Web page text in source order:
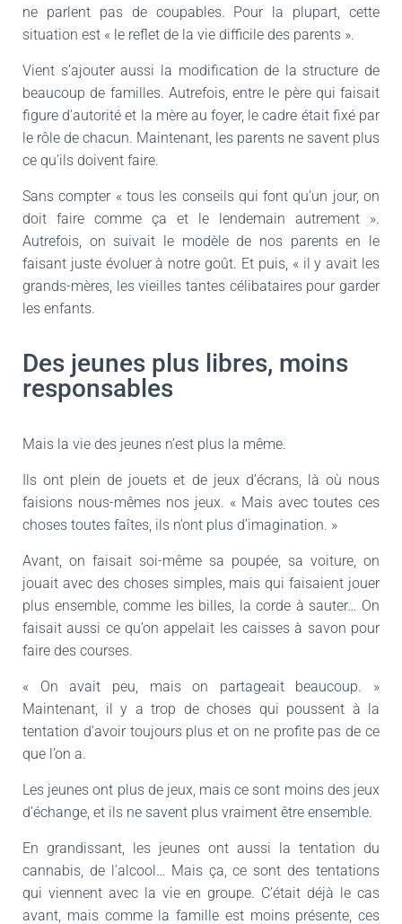
ne parlent pas de coupables. Pour la plupart, cette
situation est « le reflet de la vie difficile des parents ».
Vient s’ajouter aussi la modification de la structure de
beaucoup de familles. Autrefois, entre le père qui faisait
figure d’autorité et la mère au foyer, le cadre était fixé par
le rôle de chacun. Maintenant, les parents ne savent plus
ce qu’ils doivent faire.
Sans compter « tous les conseils qui font qu’un jour, on
doit faire comme ça et le lendemain autrement ».
Autrefois, on suivait le modèle de nos parents en le
faisant juste évoluer à notre goût. Et puis, « il y avait les
grands-mères, les vieilles tantes célibataires pour garder
les enfants.
Des jeunes plus libres, moins
responsables
Mais la vie des jeunes n’est plus la même.
Ils ont plein de jouets et de jeux d’écrans, là où nous
faisions nous-mêmes nos jeux. « Mais avec toutes ces
choses toutes faîtes, ils n’ont plus d’imagination. »
Avant, on faisait soi-même sa poupée, sa voiture, on
jouait avec des choses simples, mais qui faisaient jouer
plus ensemble, comme les billes, la corde à sauter… On
faisait aussi ce qu’on appelait les caisses à savon pour
faire des courses.
« On avait peu, mais on partageait beaucoup. »
Maintenant, il y a trop de choses qui poussent à la
tentation d’avoir toujours plus et on ne profite pas de ce
que l’on a.
Les jeunes ont plus de jeux, mais ce sont moins des jeux
d’échange, et ils ne savent plus vraiment être ensemble.
En grandissant, les jeunes ont aussi la tentation du
cannabis, de l’alcool… Mais ça, ce sont des tentations
qui viennent avec la vie en groupe. C’était déjà le cas
avant, mais comme la famille est moins présente, ces